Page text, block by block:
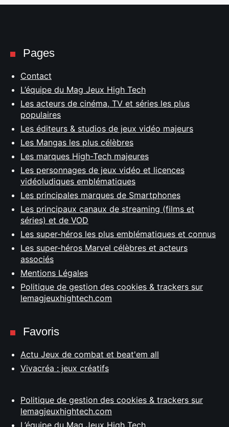
Pages
Contact
L’équipe du Mag Jeux High Tech
Les acteurs de cinéma, TV et séries les plus
populaires
Les éditeurs & studios de jeux vidéo majeurs
Les Mangas les plus célèbres
Les marques High-Tech majeures
Les personnages de jeux vidéo et licences
vidéoludiques emblématiques
Les principales marques de Smartphones
Les principaux canaux de streaming (films et
séries) et de VOD
Les super-héros les plus emblématiques et connus
Les super-héros Marvel célèbres et acteurs
associés
Mentions Légales
Politique de gestion des cookies & trackers sur
lemagjeuxhightech.com
Favoris
Actu Jeux de combat et beat'em all
Vivacréa : jeux créatifs
Politique de gestion des cookies & trackers sur
lemagjeuxhightech.com
L’équipe du Mag Jeux High Tech